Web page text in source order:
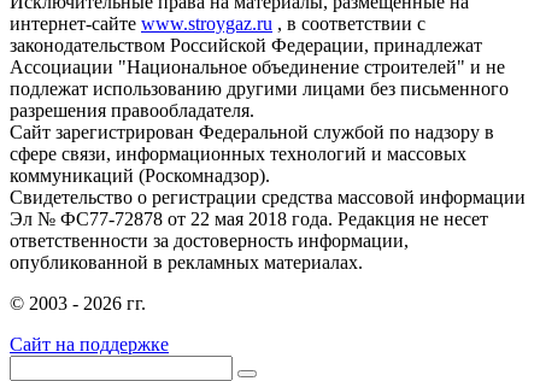
интернет-сайте www.stroygaz.ru , в соответствии с
законодательством Российской Федерации, принадлежат
Ассоциации "Национальное объединение строителей" и не
подлежат использованию другими лицами без письменного
разрешения правообладателя.
Сайт зарегистрирован Федеральной службой по надзору в
сфере связи, информационных технологий и массовых
коммуникаций (Роскомнадзор).
Свидетельство о регистрации средства массовой информации
Эл № ФС77-72878 от 22 мая 2018 года. Редакция не несет
ответственности за достоверность информации,
опубликованной в рекламных материалах.
© 2003 - 2026 гг.
Сайт на поддержке